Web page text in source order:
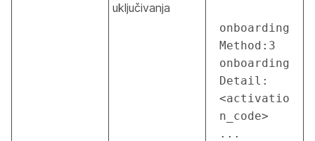
uključivanja
onboarding
Method:3
onboarding
Detail:
<activatio
n_code>
...